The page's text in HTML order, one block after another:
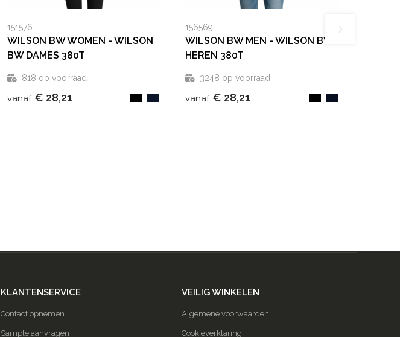
151576
WILSON BW WOMEN - WILSON
BW DAMES 380T
818 op voorraad
vanaf € 28,21
156569
WILSON BW MEN - WILSON BW
HEREN 380T
3248 op voorraad
vanaf € 28,21
KLANTENSERVICE
Contact opnemen
Sample aanvragen
VEILIG WINKELEN
Algemene voorwaarden
Cookieverklaring